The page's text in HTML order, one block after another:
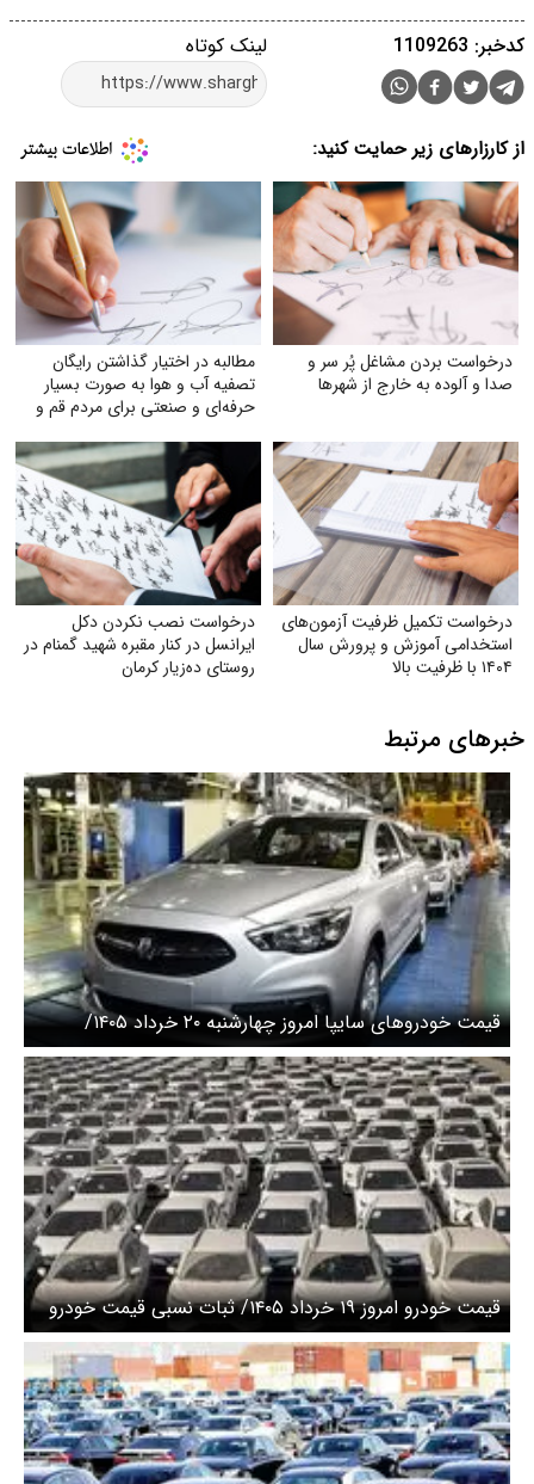
لینک کوتاه کدخبر: 1109263
از کارزارهای زیر حمایت کنید:
درخواست بردن مشاغل پُر سر و
صدا و آلوده به خارج از شهرها
مطالبه در اختیار گذاشتن رایگان
تصفیه آب و هوا به‌ صورت بسیار
حرفه‌ای و صنعتی برای مردم قم و
درخواست تکمیل ظرفیت آزمون‌های
استخدامی آموزش و پرورش سال
۱۴۰۴ با ظرفیت بالا
درخواست نصب نکردن دکل
ایرانسل در کنار مقبره شهید گمنام در
روستای ده‌زیار کرمان
خبرهای مرتبط
قیمت خودرو‌های سایپا امروز چهارشنبه ۲۰ خرداد ۱۴۰۵/
شاهین امروز چند؟ + جدول
قیمت خودرو امروز ۱۹ خرداد ۱۴۰۵/ ثبات نسبی قیمت خودرو